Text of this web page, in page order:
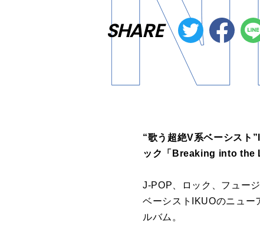
SHARE
“歌う超絶V系ベーシスト
ック「Breaking into the
J-POP、ロック、フュー
ベーシストIKUOのニュ
ルバム。